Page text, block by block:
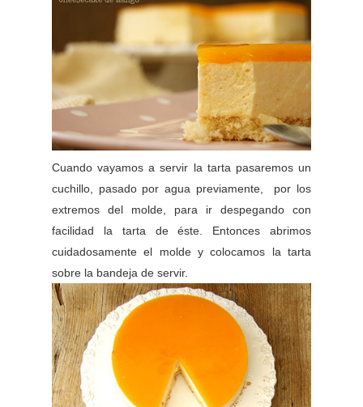
Cuando vayamos a servir la tarta pasaremos un
cuchillo, pasado por agua previamente, por los
extremos del molde, para ir despegando con
facilidad la tarta de éste. Entonces abrimos
cuidadosamente el molde y colocamos la tarta
sobre la bandeja de servir.